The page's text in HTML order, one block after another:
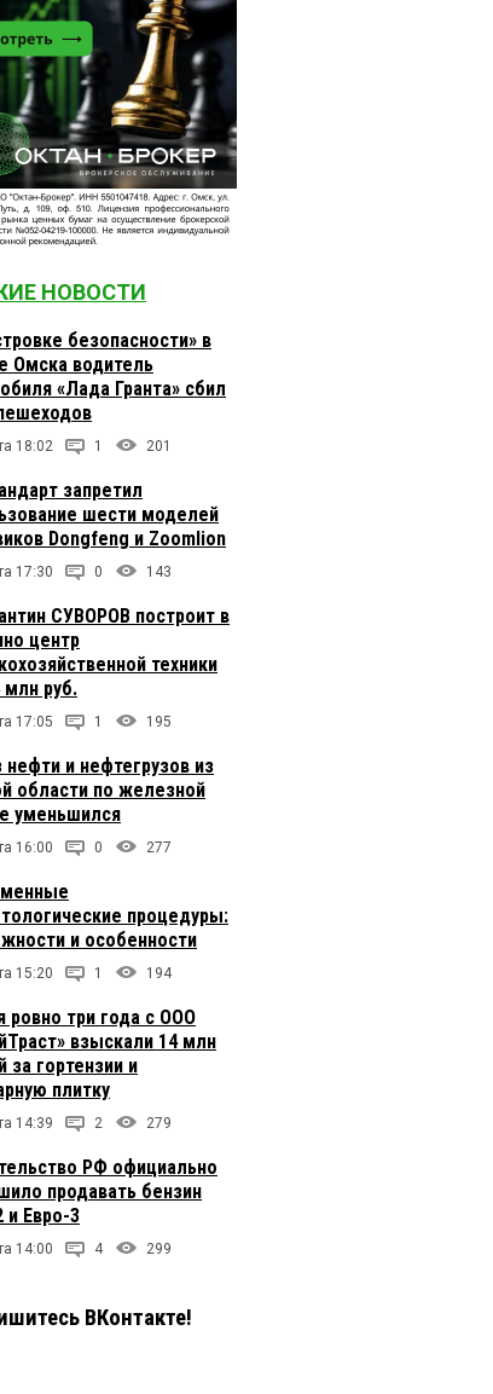
НОВОСТИ
безопасности» в
Омска водитель
«Лада Гранта» сбил
18:02 1 201
запретил
шести моделей
Dongfeng и Zoomlion
17:30 0 143
СУВОРОВ построит в
центр
техники
млн руб.
17:05 1 195
и нефтегрузов из
области по железной
уменьшился
16:00 0 277
процедуры:
и особенности
15:20 1 194
ровно три года с ООО
взыскали 14 млн
за гортензии и
плитку
14:39 2 279
РФ официально
продавать бензин
и Евро-3
14:00 4 299
ВКонтакте!